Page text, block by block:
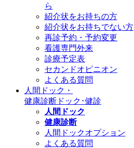
ら
紹介状をお持ちの方
紹介状をお持ちでない方
再診予約・予約変更
看護専門外来
診療予定表
セカンドオピニオン
よくある質問
人間ドック・
健康診断 ドック･健診
人間ドック
健康診断
人間ドックオプション
よくある質問